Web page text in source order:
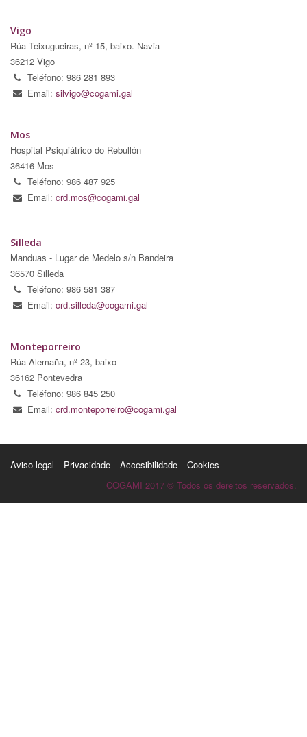
Vigo
Rúa Teixugueiras, nº 15, baixo. Navia
36212 Vigo
Teléfono: 986 281 893
Email: silvigo@cogami.gal
Mos
Hospital Psiquiátrico do Rebullón
36416 Mos
Teléfono: 986 487 925
Email: crd.mos@cogami.gal
Silleda
Manduas - Lugar de Medelo s/n Bandeira
36570 Silleda
Teléfono: 986 581 387
Email: crd.silleda@cogami.gal
Monteporreiro
Rúa Alemaña, nº 23, baixo
36162 Pontevedra
Teléfono: 986 845 250
Email: crd.monteporreiro@cogami.gal
Aviso legal Privacidade Accesibilidade
Cookies
COGAMI 2017 © Todos os dereitos reservados.